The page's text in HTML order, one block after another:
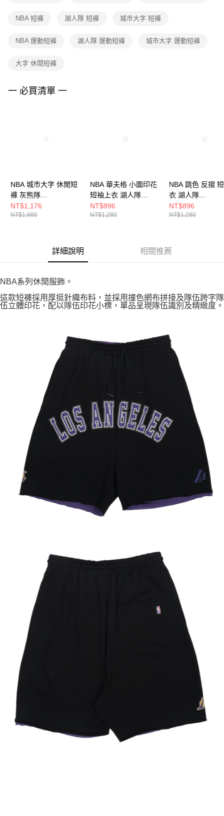
１．透過由恩沛科技股份有限公司提供之「AFTEE先享後付」服務完成之交
權轉讓予恩沛科技股份有限公司。
３．未成年的使用者請事先徵得法定代理人或監護人之同意方可使用
４．使用「AFTEE先享後付」時，將依據個別帳號之用戶狀況，依本公司即
NBA 短褲 湖人隊 短褲 城市大字 短褲
NBA 運動短褲 湖人隊 運動短褲 城市大字 運動短褲
大字 休閒短褲
一 必買清單 一
NBA 城市大字 休閒短
褲 灰熊隊
3525150112
NT$1,176
NT$1,680
NBA 華夫格 小圖印花
短袖上衣 湖人隊
3625107231
NT$896
NT$1,280
NBA 跳色 反摺
衣 湖人隊
3525105460
NT$896
NT$1,280
詳細說明 相關推薦
NBA系列休閒服飾。
這款短褲採用厚挺針織布料，並採用撞色網布拼接及隊伍跨字隊
伍立體印花，配以隊伍印花小標，單品呈現隊伍識別及精緻度。